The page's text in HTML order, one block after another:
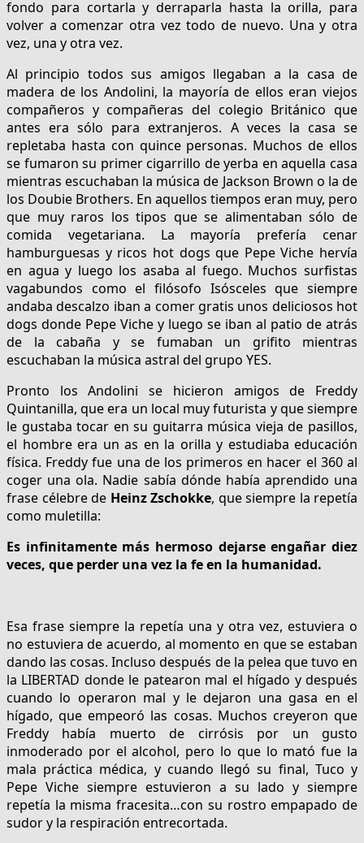
fondo para cortarla y derraparla hasta la orilla, para
volver a comenzar otra vez todo de nuevo. Una y otra
vez, una y otra vez.
Al principio todos sus amigos llegaban a la casa de
madera de los Andolini, la mayoría de ellos eran viejos
compañeros y compañeras del colegio Británico que
antes era sólo para extranjeros. A veces la casa se
repletaba hasta con quince personas. Muchos de ellos
se fumaron su primer cigarrillo de yerba en aquella casa
mientras escuchaban la música de Jackson Brown o la de
los Doubie Brothers. En aquellos tiempos eran muy, pero
que muy raros los tipos que se alimentaban sólo de
comida vegetariana. La mayoría prefería cenar
hamburguesas y ricos hot dogs que Pepe Viche hervía
en agua y luego los asaba al fuego. Muchos surfistas
vagabundos como el filósofo Isósceles que siempre
andaba descalzo iban a comer gratis unos deliciosos hot
dogs donde Pepe Viche y luego se iban al patio de atrás
de la cabaña y se fumaban un grifito mientras
escuchaban la música astral del grupo YES.
Pronto los Andolini se hicieron amigos de Freddy
Quintanilla, que era un local muy futurista y que siempre
le gustaba tocar en su guitarra música vieja de pasillos,
el hombre era un as en la orilla y estudiaba educación
física. Freddy fue una de los primeros en hacer el 360 al
coger una ola. Nadie sabía dónde había aprendido una
frase célebre de Heinz Zschokke, que siempre la repetía
como muletilla:
Es infinitamente más hermoso dejarse engañar diez
veces, que perder una vez la fe en la humanidad.
Esa frase siempre la repetía una y otra vez, estuviera o
no estuviera de acuerdo, al momento en que se estaban
dando las cosas. Incluso después de la pelea que tuvo en
la LIBERTAD donde le patearon mal el hígado y después
cuando lo operaron mal y le dejaron una gasa en el
hígado, que empeoró las cosas. Muchos creyeron que
Freddy había muerto de cirrósis por un gusto
inmoderado por el alcohol, pero lo que lo mató fue la
mala práctica médica, y cuando llegó su final, Tuco y
Pepe Viche siempre estuvieron a su lado y siempre
repetía la misma fracesita…con su rostro empapado de
sudor y la respiración entrecortada.